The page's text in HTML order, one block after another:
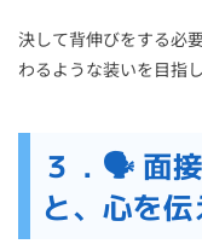
決して背伸びをする必
わるような装いを目指
３．🗣️ 面
と、心を